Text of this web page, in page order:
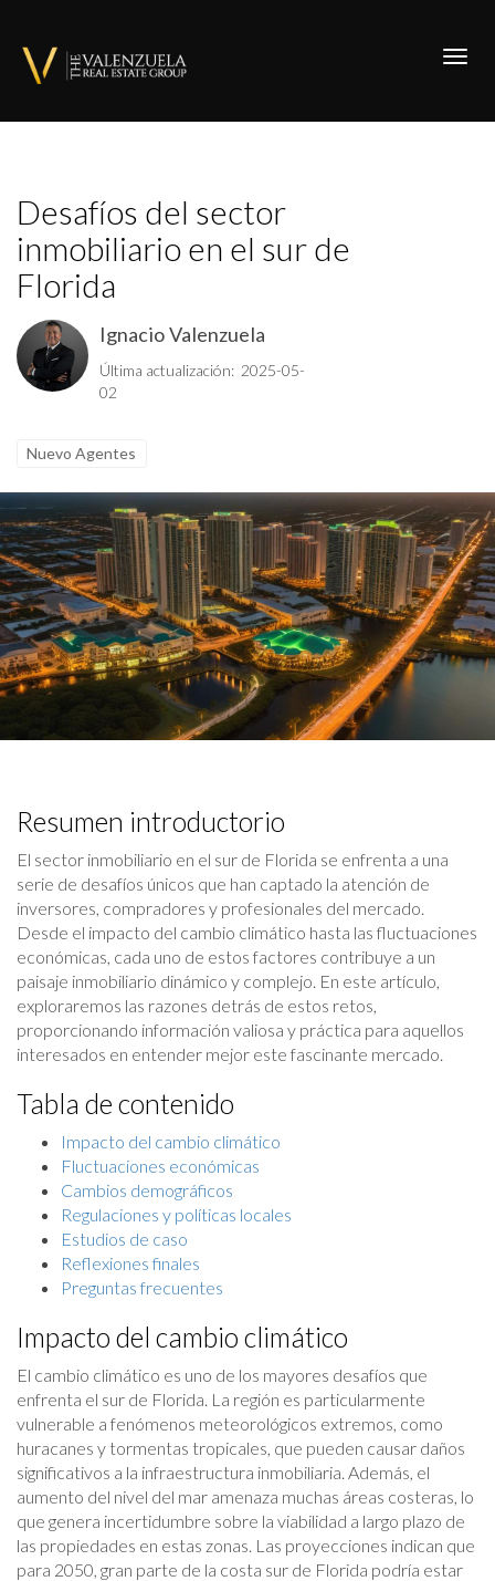
Desafíos del sector
inmobiliario en el sur de
Florida
Ignacio Valenzuela
Última actualización: 2025-05-
02
Nuevo Agentes
Resumen introductorio
El sector inmobiliario en el sur de Florida se enfrenta a una
serie de desafíos únicos que han captado la atención de
inversores, compradores y profesionales del mercado.
Desde el impacto del cambio climático hasta las fluctuaciones
económicas, cada uno de estos factores contribuye a un
paisaje inmobiliario dinámico y complejo. En este artículo,
exploraremos las razones detrás de estos retos,
proporcionando información valiosa y práctica para aquellos
interesados en entender mejor este fascinante mercado.
Tabla de contenido
Impacto del cambio climático
Fluctuaciones económicas
Cambios demográficos
Regulaciones y políticas locales
Estudios de caso
Reflexiones finales
Preguntas frecuentes
Impacto del cambio climático
El cambio climático es uno de los mayores desafíos que
enfrenta el sur de Florida. La región es particularmente
vulnerable a fenómenos meteorológicos extremos, como
huracanes y tormentas tropicales, que pueden causar daños
significativos a la infraestructura inmobiliaria. Además, el
aumento del nivel del mar amenaza muchas áreas costeras, lo
que genera incertidumbre sobre la viabilidad a largo plazo de
las propiedades en estas zonas. Las proyecciones indican que
para 2050, gran parte de la costa sur de Florida podría estar